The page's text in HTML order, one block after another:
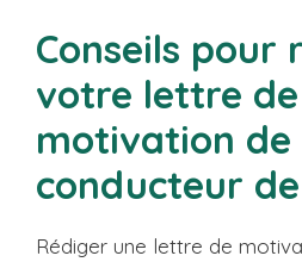
Conseils pour
votre lettre de
motivation de
conducteur
Rédiger une lettre de